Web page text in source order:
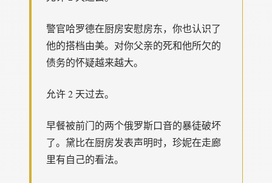
警官哈罗德在厨房安慰房东，你也认识了
他的搭档由美。对你父亲的死和他所欠的
债务的怀疑越来越大。
允许 2 天过去。
早餐被前门的两个俄罗斯口音的暴徒破坏
了。黛比在厨房发表声明时，珍妮在走廊
里有自己的看法。